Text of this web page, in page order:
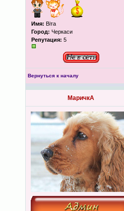
Имя: Віта
Город: Черкаси
Репутация: 5
Вернуться к началу
МаричкА